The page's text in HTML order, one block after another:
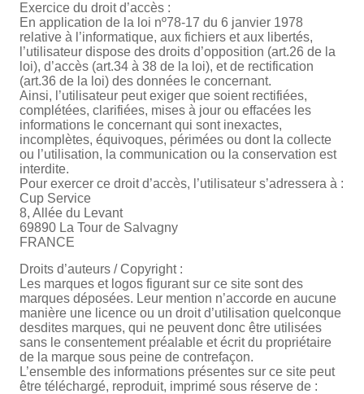
Exercice du droit d’accès :
En application de la loi nº78-17 du 6 janvier 1978
relative à l’informatique, aux fichiers et aux libertés,
l’utilisateur dispose des droits d’opposition (art.26 de la
loi), d’accès (art.34 à 38 de la loi), et de rectification
(art.36 de la loi) des données le concernant.
Ainsi, l’utilisateur peut exiger que soient rectifiées,
complétées, clarifiées, mises à jour ou effacées les
informations le concernant qui sont inexactes,
incomplètes, équivoques, périmées ou dont la collecte
ou l’utilisation, la communication ou la conservation est
interdite.
Pour exercer ce droit d’accès, l’utilisateur s’adressera à :
Cup Service
8, Allée du Levant
69890 La Tour de Salvagny
FRANCE
Droits d’auteurs / Copyright :
Les marques et logos figurant sur ce site sont des
marques déposées. Leur mention n’accorde en aucune
manière une licence ou un droit d’utilisation quelconque
desdites marques, qui ne peuvent donc être utilisées
sans le consentement préalable et écrit du propriétaire
de la marque sous peine de contrefaçon.
L’ensemble des informations présentes sur ce site peut
être téléchargé, reproduit, imprimé sous réserve de :